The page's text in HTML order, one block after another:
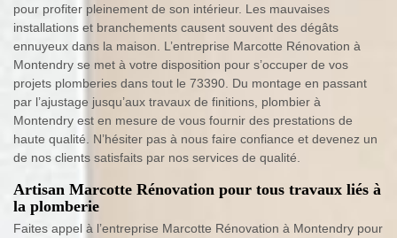
pour profiter pleinement de son intérieur. Les mauvaises
installations et branchements causent souvent des dégâts
ennuyeux dans la maison. L’entreprise Marcotte Rénovation à
Montendry se met à votre disposition pour s’occuper de vos
projets plomberies dans tout le 73390. Du montage en passant
par l’ajustage jusqu’aux travaux de finitions, plombier à
Montendry est en mesure de vous fournir des prestations de
haute qualité. N’hésiter pas à nous faire confiance et devenez un
de nos clients satisfaits par nos services de qualité.
Artisan Marcotte Rénovation pour tous travaux liés à
la plomberie
Faites appel à l’entreprise Marcotte Rénovation à Montendry pour